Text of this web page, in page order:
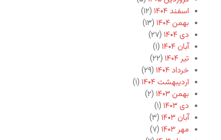
اسفند ۱۴۰۴
(۱۲)
بهمن ۱۴۰۴
(۱۳)
دی ۱۴۰۴
(۲۷)
آبان ۱۴۰۴
(۱)
تیر ۱۴۰۴
(۲۲)
خرداد ۱۴۰۴
(۲۹)
اردیبهشت ۱۴۰۴
(۱)
بهمن ۱۴۰۳
(۲)
دی ۱۴۰۳
(۱)
آبان ۱۴۰۳
(۳)
مهر ۱۴۰۳
(۷)